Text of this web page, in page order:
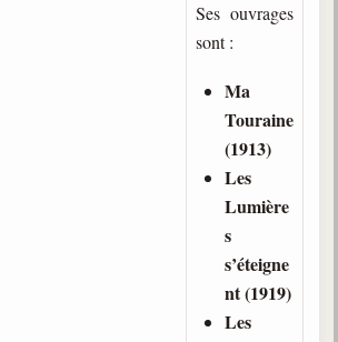
Ses ouvrages
sont :
Ma
Touraine
(1913)
Les
Lumière
s
s’éteigne
nt (1919)
Les